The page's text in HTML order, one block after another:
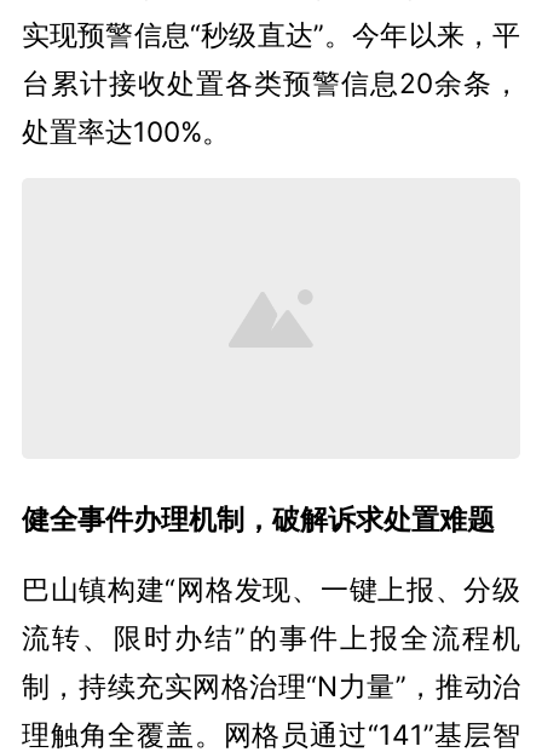
实现预警信息“秒级直达”。今年以来，平
台累计接收处置各类预警信息20余条，
处置率达100%。
健全事件办理机制，破解诉求处置难题
巴山镇构建“网格发现、一键上报、分级
流转、限时办结”的事件上报全流程机
制，持续充实网格治理“N力量”，推动治
理触角全覆盖。网格员通过“141”基层智